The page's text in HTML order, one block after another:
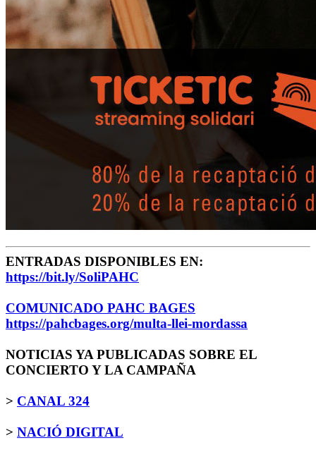
ENTRADAS DISPONIBLES EN:
https://bit.ly/SoliPAHC
COMUNICADO PAHC BAGES
https://pahcbages.org/multa-llei-mordassa
NOTICIAS YA PUBLICADAS SOBRE EL
CONCIERTO Y LA CAMPAÑA
> CANAL 324
> NACIÓ DIGITAL